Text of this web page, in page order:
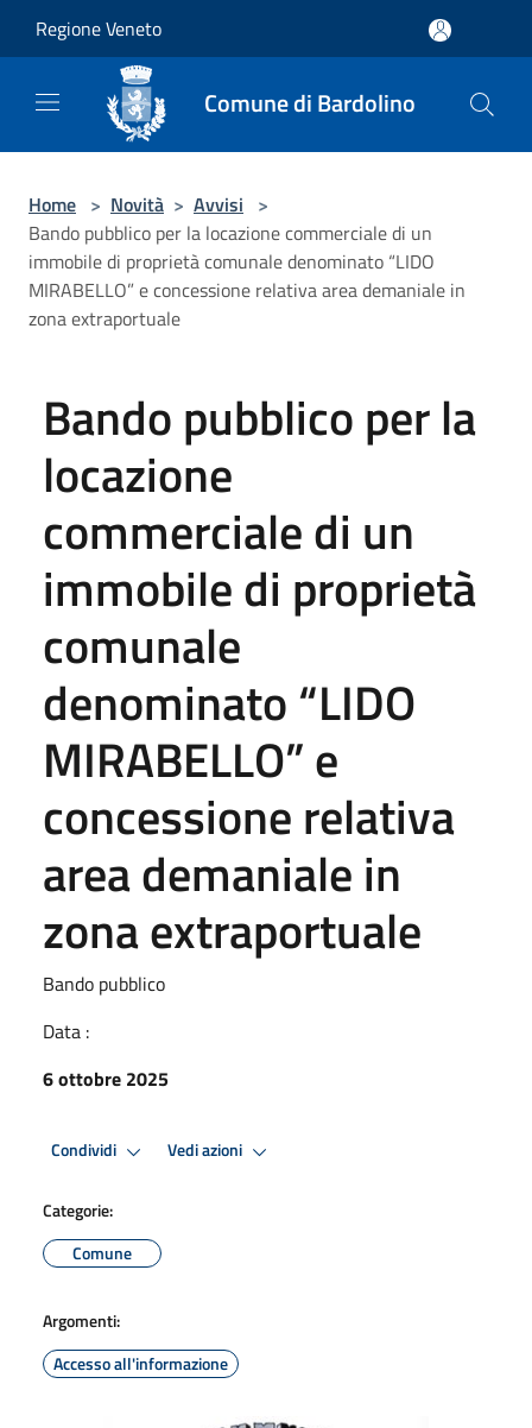
Regione Veneto
Comune di Bardolino
Home > Novità > Avvisi >
Bando pubblico per la locazione commerciale di un
immobile di proprietà comunale denominato “LIDO
MIRABELLO” e concessione relativa area demaniale in
zona extraportuale
Bando pubblico per la
locazione
commerciale di un
immobile di proprietà
comunale
denominato “LIDO
MIRABELLO” e
concessione relativa
area demaniale in
zona extraportuale
Bando pubblico
Data :
6 ottobre 2025
Condividi Vedi azioni
Categorie:
Comune
Argomenti:
Accesso all'informazione